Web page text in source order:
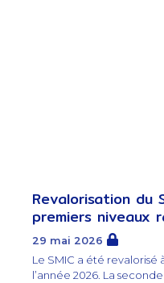
Revalorisation du
premiers niveaux
29 mai 2026
Le SMIC a été revalorisé
l’année 2026. La